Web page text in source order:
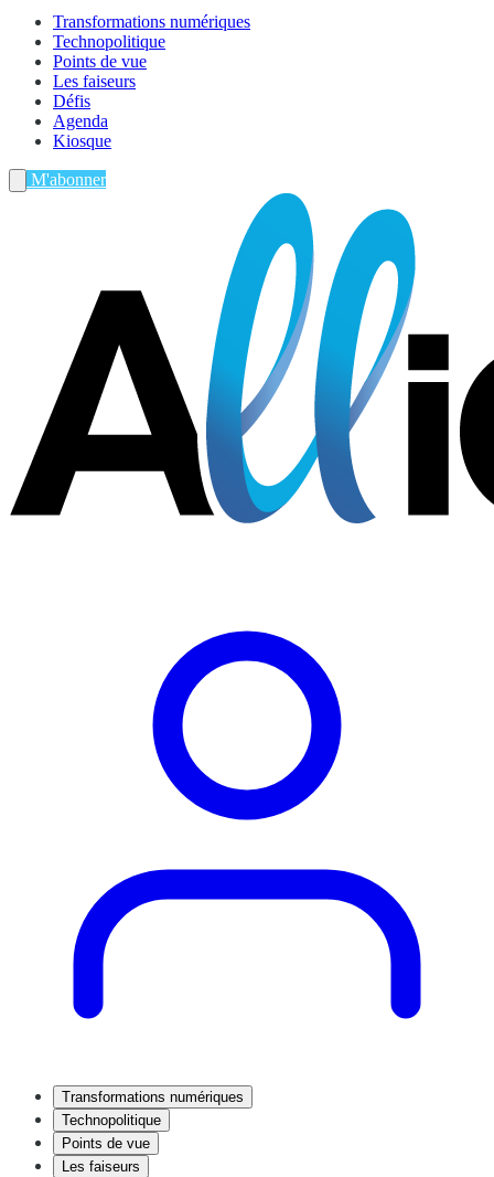
Transformations numériques
Technopolitique
Points de vue
Les faiseurs
Défis
Agenda
Kiosque
M'abonner
Transformations numériques
Technopolitique
Points de vue
Les faiseurs